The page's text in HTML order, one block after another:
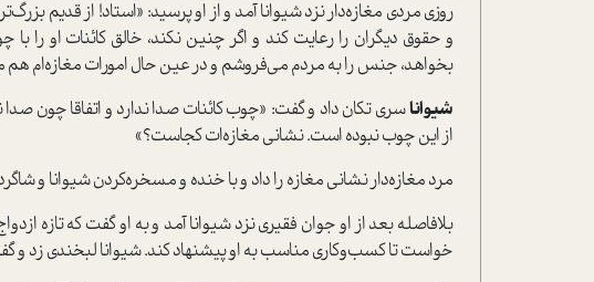
روزی مردی مغازه‌دار نزد شیوانا آمد و از او پرسید: «استاد! از قدیم
و حقوق دیگران را رعایت کند و اگر چنین نکند، خالق کائنات او را
بخواهد، جنس را به مردم می‌فروشم و در عین حال امورات
شیواناسری تکان داد و گفت: «چوب کائنات صدا ندارد و اتفاقا چون صدا
از این چوب نبوده است. نشانی مغازه‌ات کجاست؟»
مرد مغازه‌دار نشانی مغازه را داد و با خنده و مسخره‌کردن شیوانا و
بلافاصله بعد از او جوان فقیری نزد شیوانا آمد و به او گفت که تازه
خواست تا کسب‌و‌کاری مناسب به او پیشنهاد کند. شیوانا لبخندی زد